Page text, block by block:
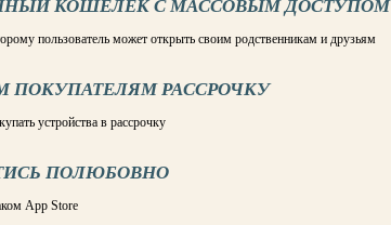
КОШЕЛЕК С МАССОВЫМ ДОСТУПОМ
пользователь может открыть своим родственникам и друзьям
ПОКУПАТЕЛЯМ РАССРОЧКУ
устройства в рассрочку
ПОЛЮБОВНО
App Store